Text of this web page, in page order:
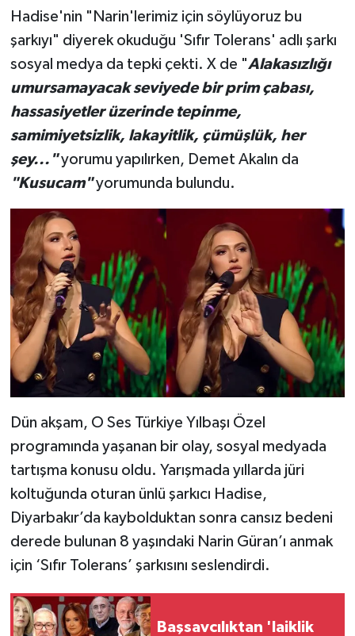
Hadise'nin "Narin'lerimiz için söylüyoruz bu
şarkıyı" diyerek okuduğu 'Sıfır Tolerans' adlı şarkı
sosyal medya da tepki çekti. X de "Alakasızlığı
umursamayacak seviyede bir prim çabası,
hassasiyetler üzerinde tepinme,
samimiyetsizlik, lakayitlik, çümüşlük, her
şey..."yorumu yapılırken, Demet Akalın da
"Kusucam"yorumunda bulundu.
Dün akşam, O Ses Türkiye Yılbaşı Özel
programında yaşanan bir olay, sosyal medyada
tartışma konusu oldu. Yarışmada yıllarda jüri
koltuğunda oturan ünlü şarkıcı Hadise,
Diyarbakır’da kaybolduktan sonra cansız bedeni
derede bulunan 8 yaşındaki Narin Güran’ı anmak
için ‘Sıfır Tolerans’ şarkısını seslendirdi.
Başsavcılıktan 'laiklik